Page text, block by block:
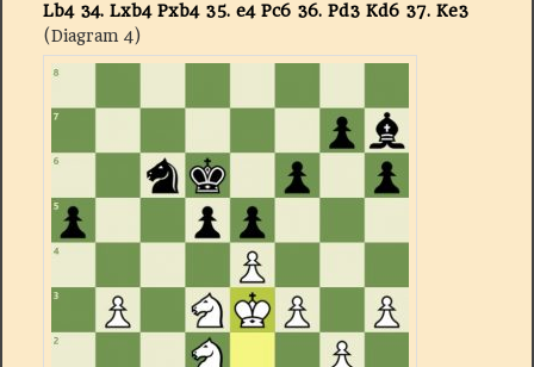
Lb4 34. Lxb4 Pxb4 35. e4 Pc6 36. Pd3 Kd6 37. Ke3
(Diagram 4)